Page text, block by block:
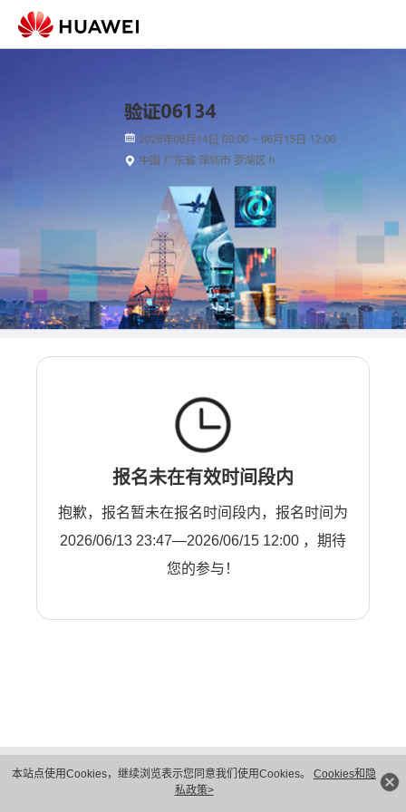
本站点使用Cookies，继续浏览表示您同意我们使用Cookies。 Cookies和隐
私政策>
报名未在有效时间段内
抱歉，报名暂未在报名时间段内，报名时间为
2026/06/13 23:47—2026/06/15 12:00 ，期待
您的参与！
隐私保护
法律声明